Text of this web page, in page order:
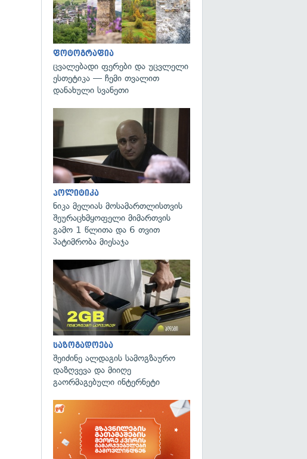
ფოტოგრაფია
ცვალებადი ფერები და უცვლელი
ესთეტიკა — ჩემი თვალით
დანახული სვანეთი
პოლიტიკა
ნიკა მელიას მოსამართლისთვის
შეურაცხმყოფელი მიმართვის
გამო 1 წლითა და 6 თვით
პატიმრობა მიესაჯა
საზოგადოება
შეიძინე ალდაგის სამოგზაურო
დაზღვევა და მიიღე
გაორმაგებული ინტერნეტი